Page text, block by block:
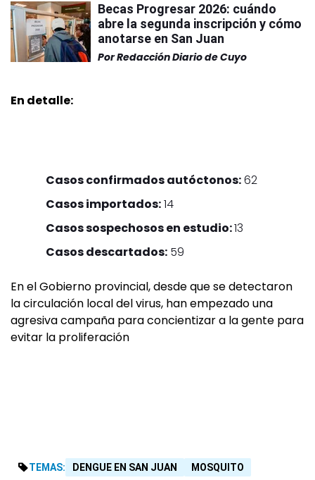
Becas Progresar 2026: cuándo
abre la segunda inscripción y cómo
anotarse en San Juan
PorRedacción Diario de Cuyo
En detalle:
Casos confirmados autóctonos:62
Casos importados:14
Casos sospechosos en estudio:13
Casos descartados: 59
En el Gobierno provincial, desde que se detectaron
la circulación local del virus, han empezado una
agresiva campaña para concientizar a la gente para
evitar la proliferación
TEMAS: DENGUE EN SAN JUAN MOSQUITO